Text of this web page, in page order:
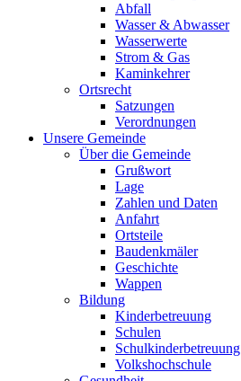
Abfall
Wasser & Abwasser
Wasserwerte
Strom & Gas
Kaminkehrer
Ortsrecht
Satzungen
Verordnungen
Unsere Gemeinde
Über die Gemeinde
Grußwort
Lage
Zahlen und Daten
Anfahrt
Ortsteile
Baudenkmäler
Geschichte
Wappen
Bildung
Kinderbetreuung
Schulen
Schulkinderbetreuung
Volkshochschule